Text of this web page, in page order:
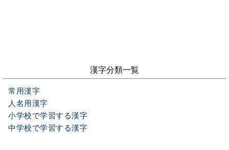
漢字分類一覧
常用漢字
人名用漢字
小学校で学習する漢字
中学校で学習する漢字